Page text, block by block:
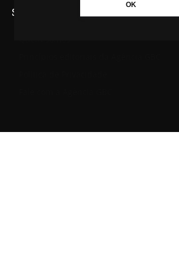
OK
SAIBA MAIS SOBRE A AGÊNCIA GBC